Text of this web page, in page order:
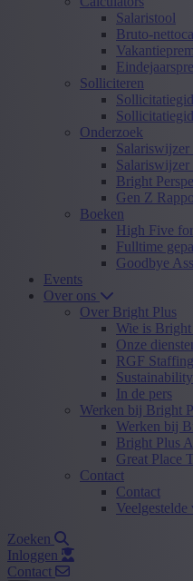
Salaristool
Bruto-
Solliciteren
Onderzoek
Bright
Gen Z
Boeken
High Five
Fulltime
Goodbye
Events
Over ons
Over Bright Plus
Wie is Bright
Onze
RGF Staffing
Sustainability
In de pers
Werken bij Bright
Werken bij
Bright Plus
Great Place
Contact
Contact
Veelgestelde
Zoeken
Inloggen
Contact